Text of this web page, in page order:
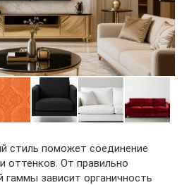
стиль поможет соединение
оттенков. От правильно
зависит органичность